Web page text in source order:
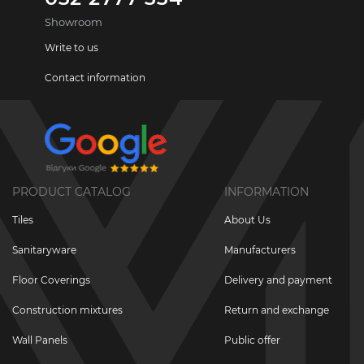
Showroom
Write to us
Contact information
PRODUCT CATALOG
Tiles
Sanitaryware
Floor Coverings
Construction mixtures
Wall Panels
INFORMATION
About Us
Manufacturers
Delivery and payment
Return and exchange
Public offer